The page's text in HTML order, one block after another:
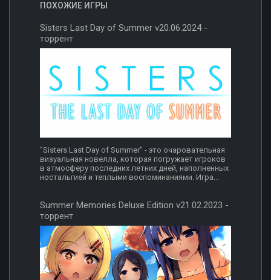
ПОХОЖИЕ ИГРЫ
Sisters Last Day of Summer v20.06.2024 -
торрент
"Sisters Last Day of Summer" - это очаровательная
визуальная новелла, которая погружает игроков
в атмосферу последних летних дней, наполненных
ностальгией и теплыми воспоминаниями. Игра...
Summer Memories Deluxe Edition v21.02.2023 -
торрент